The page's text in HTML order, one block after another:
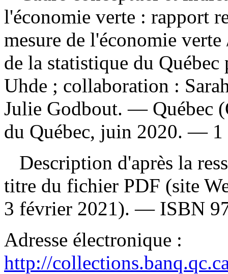
l'économie verte : rapport
mesure de l'économie verte
de la statistique du
Uhde ; collaboration :
Julie Godbout. — Québec
du Québec, juin 2020. — 1
Description d'après la
titre du fichier PDF (site
3 février 2021). — ISBN
Adresse électronique :
http://